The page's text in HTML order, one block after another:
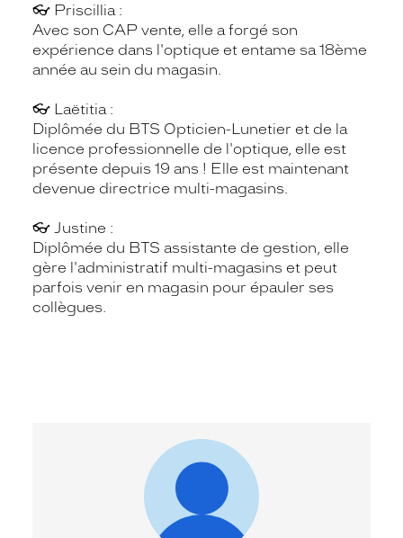
👓 Priscillia :
Avec son CAP vente, elle a forgé son
expérience dans l'optique et entame sa 18ème
année au sein du magasin.
👓 Laëtitia :
Diplômée du BTS Opticien-Lunetier et de la
licence professionnelle de l'optique, elle est
présente depuis 19 ans ! Elle est maintenant
devenue directrice multi-magasins.
👓 Justine :
Diplômée du BTS assistante de gestion, elle
gère l'administratif multi-magasins et peut
parfois venir en magasin pour épauler ses
collègues.